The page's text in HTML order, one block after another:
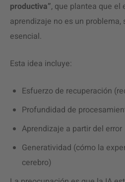
productiva”, que plantea que el
aprendizaje no es un
esencial.
Esta idea incluye:
Esfuerzo de recuperación
Profundidad de
Aprendizaje a partir del error
Generatividad (cómo la
cerebro)